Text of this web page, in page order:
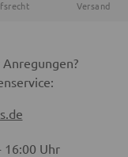
Versand
16:00 Uhr